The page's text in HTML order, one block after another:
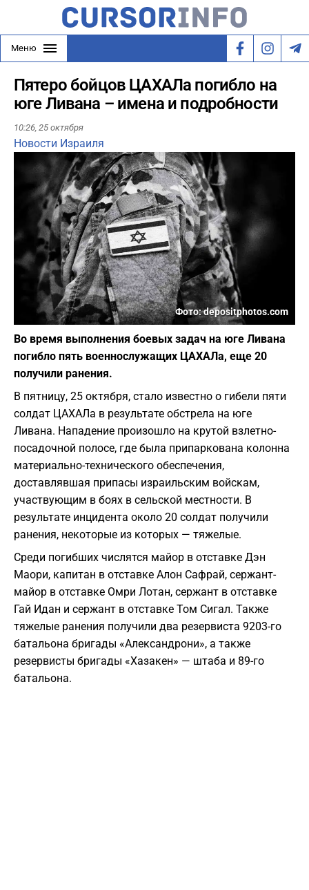
Меню
Пятеро бойцов ЦАХАЛа погибло на
юге Ливана – имена и подробности
10:26, 25 октября
Новости Израиля
Фото: depositphotos.com
Во время выполнения боевых задач на юге Ливана
погибло пять военнослужащих ЦАХАЛа, еще 20
получили ранения.
В пятницу, 25 октября, стало известно о гибели пяти
солдат ЦАХАЛа в результате обстрела на юге
Ливана. Нападение произошло на крутой взлетно-
посадочной полосе, где была припаркована колонна
материально-технического обеспечения,
доставлявшая припасы израильским войскам,
участвующим в боях в сельской местности. В
результате инцидента около 20 солдат получили
ранения, некоторые из которых — тяжелые.
Среди погибших числятся майор в отставке Дэн
Маори, капитан в отставке Алон Сафрай, сержант-
майор в отставке Омри Лотан, сержант в отставке
Гай Идан и сержант в отставке Том Сигал. Также
тяжелые ранения получили два резервиста 9203-го
батальона бригады «Александрони», а также
резервисты бригады «Хазакен» — штаба и 89-го
батальона.